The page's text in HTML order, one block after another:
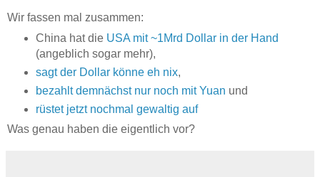
Wir fassen mal zusammen:
China hat die USA mit ~1Mrd Dollar in der Hand
(angeblich sogar mehr),
sagt der Dollar könne eh nix,
bezahlt demnächst nur noch mit Yuan und
rüstet jetzt nochmal gewaltig auf
Was genau haben die eigentlich vor?